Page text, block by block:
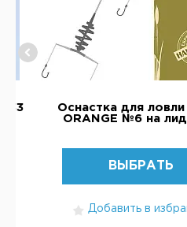
Оснастка для ловли
ORANGE №6 на
ВЫБРАТЬ
Добавить в